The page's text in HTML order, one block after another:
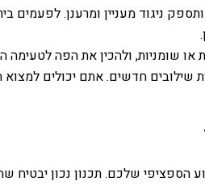
ניגוד מעניין ומרענן.
או שומניות, ולהכין את הפה
שילובים חדשים. אתם יכולים
שלכם. תכנון נכון יבטיח